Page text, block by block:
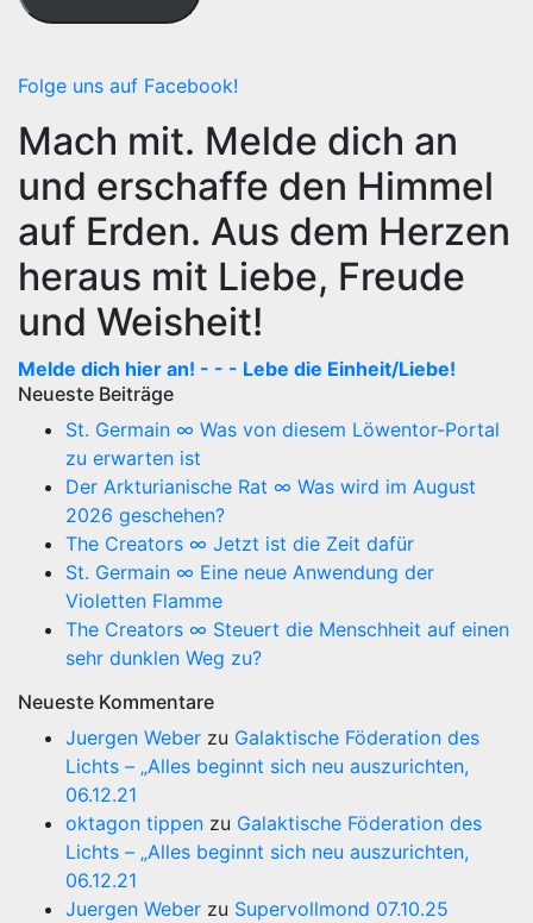
Folge uns auf Facebook!
Mach mit. Melde dich an
und erschaffe den Himmel
auf Erden. Aus dem Herzen
heraus mit Liebe, Freude
und Weisheit!
Melde dich hier an! - - - Lebe die Einheit/Liebe!
Neueste Beiträge
St. Germain ∞ Was von diesem Löwentor-Portal
zu erwarten ist
Der Arkturianische Rat ∞ Was wird im August
2026 geschehen?
The Creators ∞ Jetzt ist die Zeit dafür
St. Germain ∞ Eine neue Anwendung der
Violetten Flamme
The Creators ∞ Steuert die Menschheit auf einen
sehr dunklen Weg zu?
Neueste Kommentare
Juergen Weber zu Galaktische Föderation des
Lichts – „Alles beginnt sich neu auszurichten,
06.12.21
oktagon tippen zu Galaktische Föderation des
Lichts – „Alles beginnt sich neu auszurichten,
06.12.21
Juergen Weber zu Supervollmond 07.10.25